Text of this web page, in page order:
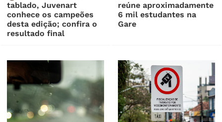
tablado, Juvenart
conhece os campeões
desta edição; confira o
resultado final
reúne aproximadamente
6 mil estudantes na
Gare